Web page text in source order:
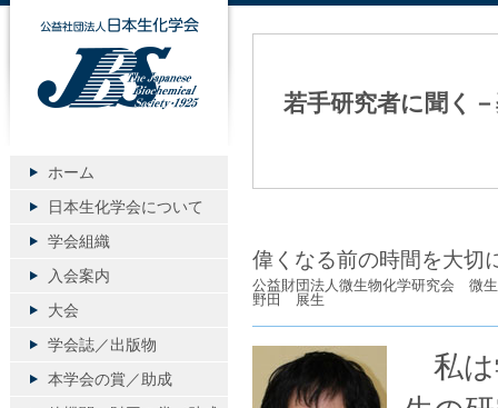
若手研究者に聞く
偉くなる前の時間を大切
公益財団法人微生物化学研究会 微
野田 展生
私は
公益社団法人日本生化学会
ホーム
日本生化学会について
学会組織
入会案内
大会
学会誌／出版物
本学会の賞／助成